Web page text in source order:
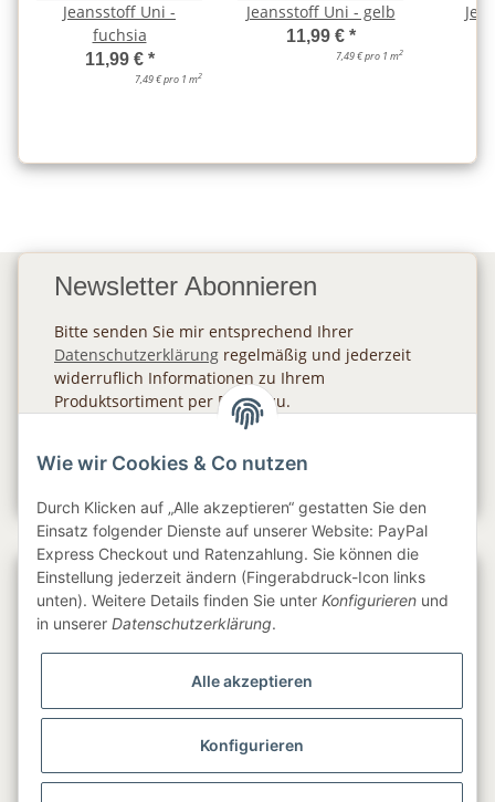
Jeansstoff Uni -
fuchsia
11,99 € *
7,49 € pro 1 m2
Jeansstoff Uni - gelb
11,99 € *
7,49 € pro 1 m2
Newsletter Abonnieren
Bitte senden Sie mir entsprechend Ihrer
Datenschutzerklärung regelmäßig und jederzeit
widerruflich Informationen zu Ihrem
Produktsortiment per E-Mail zu.
Gesetzliche Informationen
Wie wir Cookies & Co nutzen
Durch Klicken auf „Alle akzeptieren“ gestatten Sie den
Einsatz folgender Dienste auf unserer Website: PayPal
Express Checkout und Ratenzahlung. Sie können die
Einstellung jederzeit ändern (Fingerabdruck-Icon links
unten). Weitere Details finden Sie unter Konfigurieren und
in unserer Datenschutzerklärung.
Alle akzeptieren
Konfigurieren